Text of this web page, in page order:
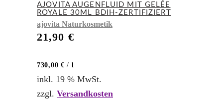
AJOVITA AUGENFLUID MIT GELÉE
ROYALE 30ML BDIH-ZERTIFIZIERT
ajovita Naturkosmetik
21,90 €
730,00 € / l
inkl. 19 % MwSt.
zzgl. Versandkosten